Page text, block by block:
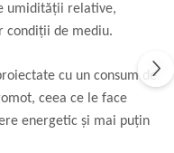
umidității relative,
condiții de mediu.
cu un consum de
ceea ce le face
energetic și mai puțin